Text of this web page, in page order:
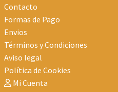
Contacto
Formas de Pago
Envios
Términos y Condiciones
Aviso legal
Política de Cookies
Mi Cuenta